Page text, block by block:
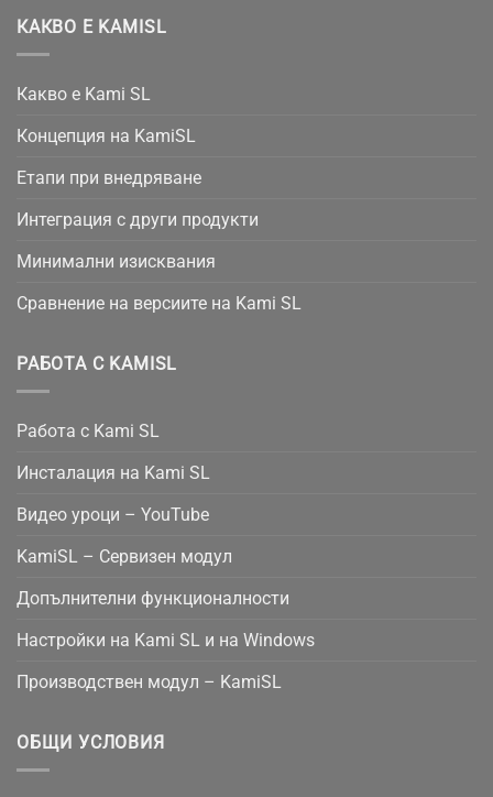
КАКВО Е KAMISL
Какво е Kami SL
Концепция на KamiSL
Етапи при внедряване
Интеграция с други продукти
Минимални изисквания
Сравнение на версиите на Kami SL
РАБОТА С KAMISL
Работа с Kami SL
Инсталация на Kami SL
Видео уроци – YouTube
KamiSL – Сервизен модул
Допълнителни функционалности
Настройки на Kami SL и на Windows
Производствен модул – KamiSL
ОБЩИ УСЛОВИЯ